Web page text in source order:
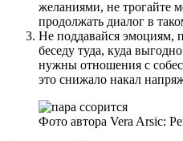
желаниями, не трогайте
продолжать диалог в
Не поддавайся эмоциям,
беседу туда, куда
нужны отношения с
это снижало накал
Фото автора Vera Arsic: